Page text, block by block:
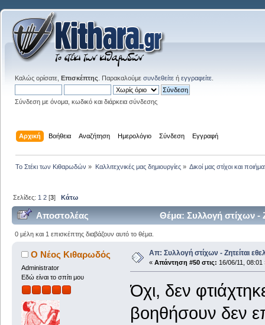
Καλώς ορίσατε, Επισκέπτης . Παρακαλούμε συνδεθείτε ή εγγραφείτε
Σύνδεση με όνομα, κωδικό και διάρκεια σύνδεσης
Αρχική Βοήθεια Αναζήτηση Ημερολόγιο Σύνδεση Εγγραφή
Το Στέκι των Κιθαρωδών » Καλλιτεχνικές μας δημιουργίες» Δικοί μας στίχοι και
Σελίδες: 1 2 [3]Κάτω
Αποστολέας Θέμα: Συλλογή στίχων -
0 μέλη και 1 επισκέπτης διαβάζουν αυτό το θέμα.
Ο Νέος Κιθαρωδός
Administrator
Εδώ είναι το σπίτι μου
Απ: Συλλογή στίχων - Ζητείται
« Απάντηση #50 στις: 16/06/11, 08:01
Όχι, δεν
βοηθήσουν δεν